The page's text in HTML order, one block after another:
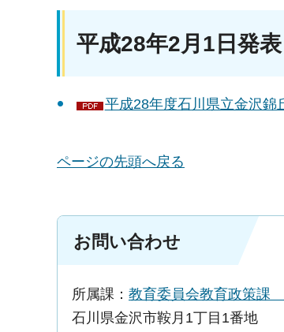
平成28年2月1日発表
平成28年度石川県立金沢錦
ページの先頭へ戻る
お問い合わせ
所属課： 教育委員会教育政策課
石川県金沢市鞍月1丁目1番地